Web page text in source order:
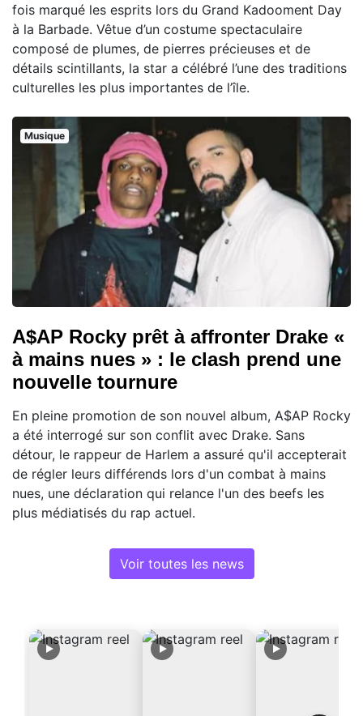
fois marqué les esprits lors du Grand Kadooment Day
à la Barbade. Vêtue d’un costume spectaculaire
composé de plumes, de pierres précieuses et de
détails scintillants, la star a célébré l’une des traditions
culturelles les plus importantes de l’île.
Musique
A$AP Rocky prêt à affronter Drake «
à mains nues » : le clash prend une
nouvelle tournure
En pleine promotion de son nouvel album, A$AP Rocky
a été interrogé sur son conflit avec Drake. Sans
détour, le rappeur de Harlem a assuré qu'il accepterait
de régler leurs différends lors d'un combat à mains
nues, une déclaration qui relance l'un des beefs les
plus médiatisés du rap actuel.
Voir toutes les news